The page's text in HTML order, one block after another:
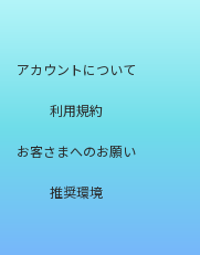
アカウントについて
利用規約
お客さまへのお願い
推奨環境